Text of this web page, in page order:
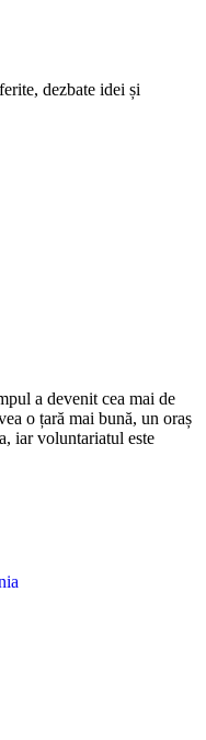
dezbate idei și
a devenit cea mai de
o țară mai bună, un oraș
iar voluntariatul este